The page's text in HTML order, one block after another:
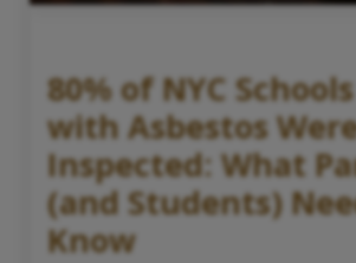
80% of NYC
with Asbestos
Inspected: What
(and Students)
Know